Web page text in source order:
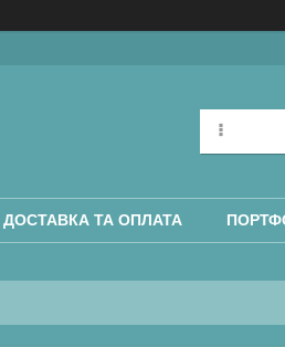
ДОСТАВКА ТА ОПЛАТА